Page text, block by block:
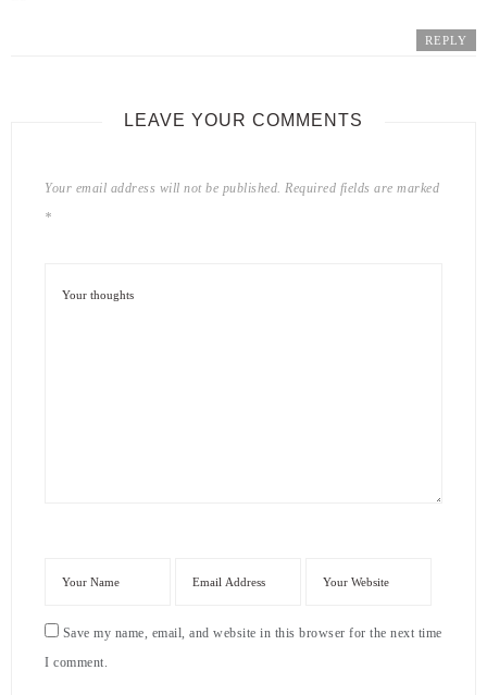
REPLY
LEAVE YOUR COMMENTS
Your email address will not be published. Required fields are marked
*
Save my name, email, and website in this browser for the next time
I comment.